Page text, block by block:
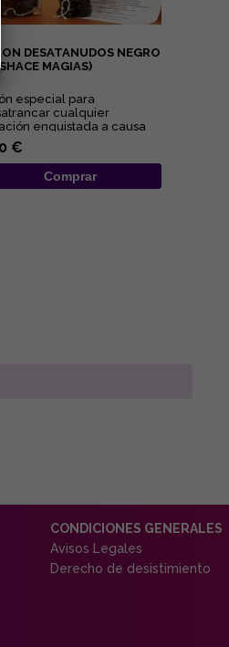
DESATANUDOS NEGRO
MAGIAS)
especial para
cualquier
enquistada a causa
y malas artes....
€
Comprar
CONDICIONES GENERALES
Avisos Legales
Derecho de desistimiento